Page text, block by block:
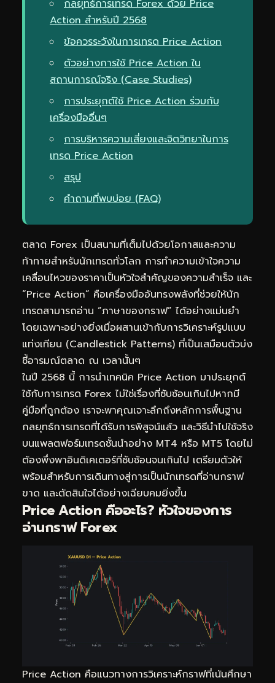
กลยุทธ์การเทรด Forex ด้วย Price
Action สำหรับปี 2568
ข้อควรระวังในการเทรด Price Action
ตัวอย่างการใช้ Price Action ใน
สถานการณ์จริง (Case Studies)
การประยุกต์ใช้ Price Action ร่วมกับ
เครื่องมืออื่นๆ
การบริหารความเสี่ยงและจิตวิทยาในการ
เทรด Price Action
สรุป
คำถามที่พบบ่อย (FAQ)
ตลาด Forex เป็นสนามที่เต็มไปด้วยโอกาสและความ
ท้าทายสำหรับนักเทรดทั่วโลก การทำความเข้าใจความ
เคลื่อนไหวของราคาเป็นหัวใจสำคัญของความสำเร็จ และ
“Price Action” คือเครื่องมืออันทรงพลังที่ช่วยให้นัก
เทรดสามารถอ่าน “ภาษาของกราฟ” ได้อย่างแม่นยำ
โดยเฉพาะอย่างยิ่งเมื่อผสานเข้ากับการวิเคราะห์รูปแบบ
แท่งเทียน (Candlestick Patterns) ที่เป็นเสมือนตัวบ่ง
ชี้อารมณ์ตลาด ณ เวลานั้นๆ
ในปี 2568 นี้ การนำเทคนิค Price Action มาประยุกต์
ใช้กับการเทรด Forex ไม่ใช่เรื่องที่ซับซ้อนเกินไปหากมี
คู่มือที่ถูกต้อง เราจะพาคุณเจาะลึกถึงหลักการพื้นฐาน
กลยุทธ์การเทรดที่ได้รับการพิสูจน์แล้ว และวิธีนำไปใช้จริง
บนแพลตฟอร์มเทรดชั้นนำอย่าง MT4 หรือ MT5 โดยไม่
ต้องพึ่งพาอินดิเคเตอร์ที่ซับซ้อนจนเกินไป เตรียมตัวให้
พร้อมสำหรับการเดินทางสู่การเป็นนักเทรดที่อ่านกราฟ
ขาด และตัดสินใจได้อย่างเฉียบคมยิ่งขึ้น
Price Action คืออะไร? หัวใจของการ
อ่านกราฟ Forex
Price Action คือแนวทางการวิเคราะห์กราฟที่เน้นศึกษา